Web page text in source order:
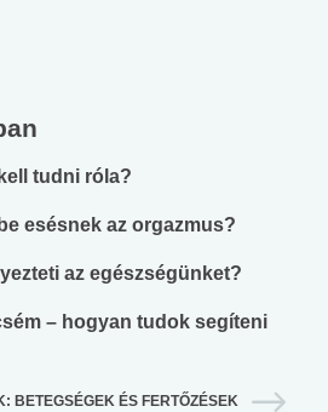
tudni róla?
esésnek az orgazmus?
az egészségünket?
– hogyan tudok segíteni
BETEGSÉGEK ÉS FERTŐZÉSEK